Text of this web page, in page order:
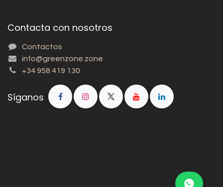
Contacta con nosotros
Contactos
info@greenzone.zone
+34 958 419 130
Síganos